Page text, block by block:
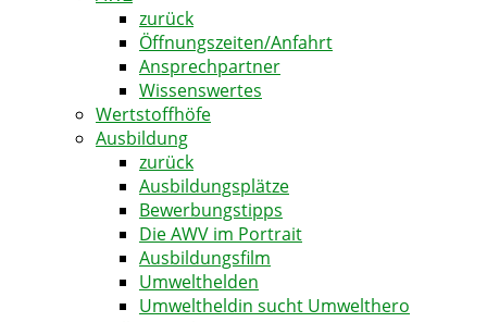
zurück
Öffnungszeiten/Anfahrt
Ansprechpartner
Wissenswertes
Wertstoffhöfe
Ausbildung
zurück
Ausbildungsplätze
Bewerbungstipps
Die AWV im Portrait
Ausbildungsfilm
Umwelthelden
Umweltheldin sucht Umwelthero